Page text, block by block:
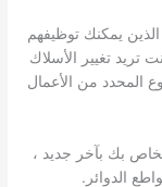
الذين يمكنك توظيفهم
تريد تغيير الأسلاك
المحدد من الأعمال
بك بآخر جديد ،
الدوائر.